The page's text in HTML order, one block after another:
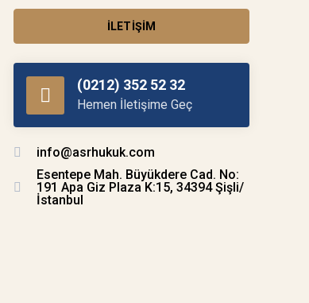
İLETIŞIM
(0212) 352 52 32
Hemen İletişime Geç
info@asrhukuk.com
Esentepe Mah. Büyükdere Cad. No:
191 Apa Giz Plaza K:15, 34394 Şişli/
İstanbul